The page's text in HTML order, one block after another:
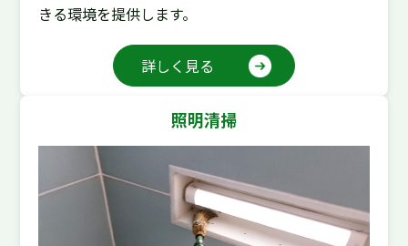
きる環境を提供します。
詳しく見る
照明清掃